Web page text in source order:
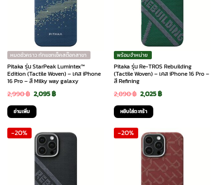
หมดชั่วคราว ทักแชทเช็คสต๊อกสาขา
Pitaka รุ่น StarPeak Lumintex™
Edition (Tactile Woven) – เคส iPhone
16 Pro – สี Milky way galaxy
2,990฿ Original
price
was:
2,990 ฿.
2,095฿Current
2,095 ฿.
อ่านเพิ่ม
พร้อมจำหน่าย
Pitaka รุ่น Re-TROS Rebuilding
(Tactile Woven) – เคส iPhone 16 Pro –
สี Refining
2,890฿ Original
price
was:
2,890 ฿.
2,025฿Current
2,025 ฿.
หยิบใส่ตะกร้า
-20% -20%